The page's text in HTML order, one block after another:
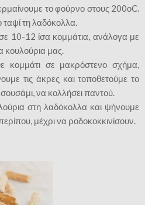
το φούρνο στους 200οC.
τη λαδόκολλα.
10-12 ίσα κομμάτια, ανάλογα με
κουλούρια μας.
σε μακρόστενο σχήμα,
τις άκρες και τοποθετούμε το
να κολλήσει παντού.
στη λαδόκολλα και ψήνουμε
μέχρι να ροδοκοκκινίσουν.